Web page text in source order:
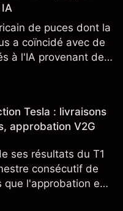
de puces dont la
a coïncidé avec de
à l'IA provenant de
résultats futurs.
Tesla : livraisons
approbation V2G
ses résultats du T1
consécutif de
l'approbation en
pour le Cybertruck